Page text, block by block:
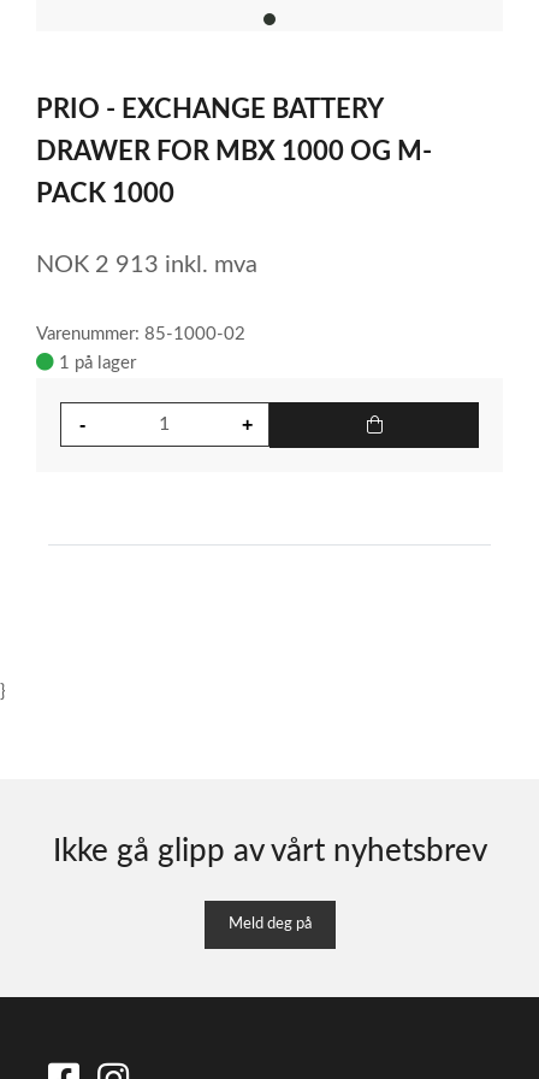
item
of
1
PRIO - EXCHANGE BATTERY
DRAWER FOR MBX 1000 OG M-
PACK 1000
NOK 2 913 inkl. mva
Varenummer: 85-1000-02
1 på lager
}
Ikke gå glipp av vårt nyhetsbrev
Meld deg på